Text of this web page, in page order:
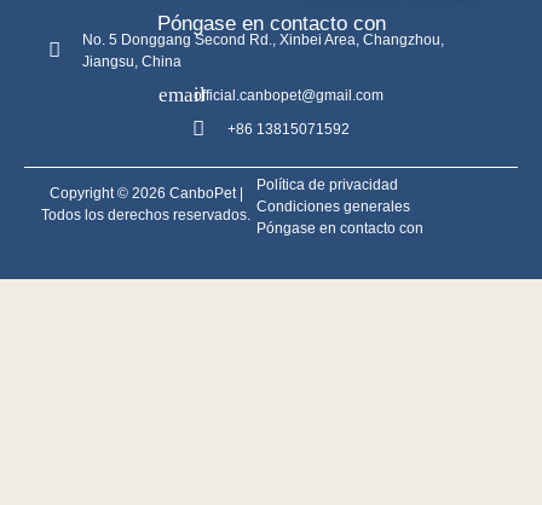
Póngase en contacto con
No. 5 Donggang Second Rd., Xinbei Area, Changzhou,
Jiangsu, China
official.canbopet@gmail.com
+86 13815071592
Copyright © 2026 CanboPet |
Todos los derechos reservados.
Política de privacidad
Condiciones generales
Póngase en contacto con